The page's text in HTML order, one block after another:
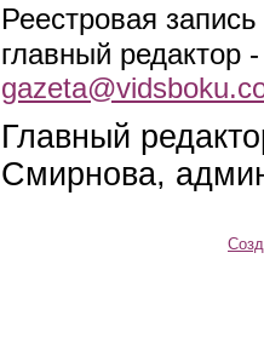
Реестровая
главный
Главный
Смирнова,